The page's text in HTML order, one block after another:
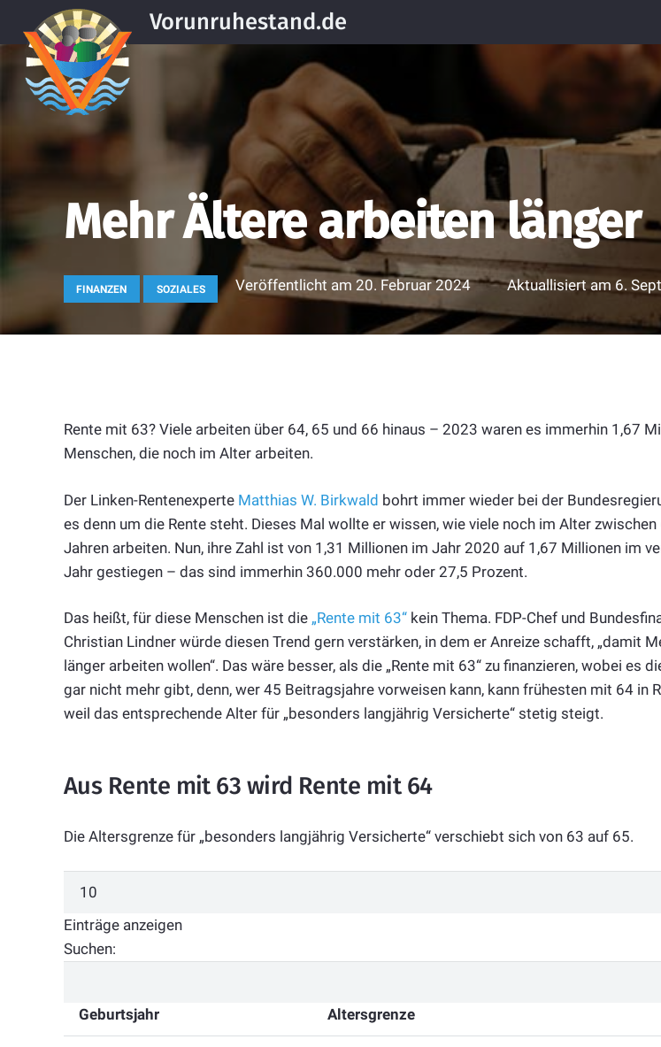
Vorunruhestand.de
Mehr Ältere arbeiten länger
FINANZEN SOZIALES Veröffentlicht am 20. Februar 2024 Aktuallisiert am 6.
Rente mit 63? Viele arbeiten über 64, 65 und 66 hinaus – 2023 waren es immerhin 1,67
Menschen, die noch im Alter arbeiten.
Der Linken-Rentenexperte Matthias W. Birkwald bohrt immer wieder bei der
es denn um die Rente steht. Dieses Mal wollte er wissen, wie viele noch im Alter zwischen
Jahren arbeiten. Nun, ihre Zahl ist von 1,31 Millionen im Jahr 2020 auf 1,67 Millionen im
Jahr gestiegen – das sind immerhin 360.000 mehr oder 27,5 Prozent.
Das heißt, für diese Menschen ist die „Rente mit 63“ kein Thema. FDP-Chef und
Christian Lindner würde diesen Trend gern verstärken, in dem er Anreize schafft, „damit
länger arbeiten wollen“. Das wäre besser, als die „Rente mit 63“ zu finanzieren, wobei es
gar nicht mehr gibt, denn, wer 45 Beitragsjahre vorweisen kann, kann frühesten mit 64 in
weil das entsprechende Alter für „besonders langjährig Versicherte“ stetig steigt.
Aus Rente mit 63 wird Rente mit 64
Die Altersgrenze für „besonders langjährig Versicherte“ verschiebt sich von 63 auf 65.
Einträge anzeigen
Suchen:
Geburtsjahr Altersgrenze